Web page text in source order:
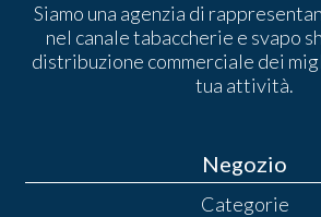
Siamo una agenzia di
nel canale tabaccherie e svapo
distribuzione commerciale dei
tua attività.
Negozio
Categorie